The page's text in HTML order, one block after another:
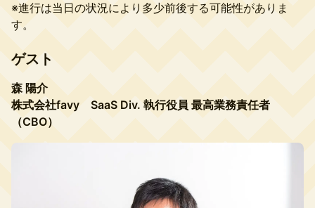
※進行は当日の状況により多少前後する可能性がありま
す。
ゲスト
森 陽介
株式会社favy SaaS Div. 執行役員 最高業務責任者
（CBO）